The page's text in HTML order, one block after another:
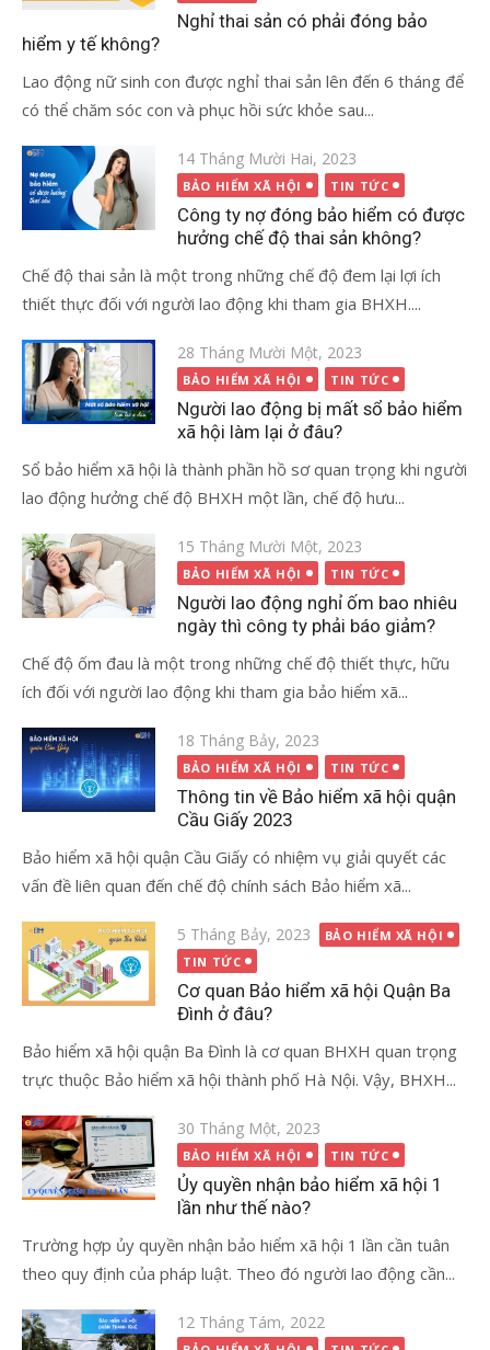
Nghỉ thai sản có phải đóng bảo
hiểm y tế không?
Lao động nữ sinh con được nghỉ thai sản lên đến 6 tháng để
có thể chăm sóc con và phục hồi sức khỏe sau...
Đăng
vào
14 Tháng Mười Hai, 2023
BẢO HIỂM XÃ HỘI TIN TỨC
Công ty nợ đóng bảo hiểm có được
hưởng chế độ thai sản không?
Chế độ thai sản là một trong những chế độ đem lại lợi ích
thiết thực đối với người lao động khi tham gia BHXH....
Đăng
vào
28 Tháng Mười Một, 2023
BẢO HIỂM XÃ HỘI TIN TỨC
Người lao động bị mất sổ bảo hiểm
xã hội làm lại ở đâu?
Sổ bảo hiểm xã hội là thành phần hồ sơ quan trọng khi người
lao động hưởng chế độ BHXH một lần, chế độ hưu...
Đăng
vào
15 Tháng Mười Một, 2023
BẢO HIỂM XÃ HỘI TIN TỨC
Người lao động nghỉ ốm bao nhiêu
ngày thì công ty phải báo giảm?
Chế độ ốm đau là một trong những chế độ thiết thực, hữu
ích đối với người lao động khi tham gia bảo hiểm xã...
Đăng
vào
18 Tháng Bảy, 2023
BẢO HIỂM XÃ HỘI TIN TỨC
Thông tin về Bảo hiểm xã hội quận
Cầu Giấy 2023
Bảo hiểm xã hội quận Cầu Giấy có nhiệm vụ giải quyết các
vấn đề liên quan đến chế độ chính sách Bảo hiểm xã...
Đăng
vào
5 Tháng Bảy, 2023
BẢO HIỂM XÃ HỘI
TIN TỨC
Cơ quan Bảo hiểm xã hội Quận Ba
Đình ở đâu?
Bảo hiểm xã hội quận Ba Đình là cơ quan BHXH quan trọng
trực thuộc Bảo hiểm xã hội thành phố Hà Nội. Vậy, BHXH...
Đăng
vào
30 Tháng Một, 2023
BẢO HIỂM XÃ HỘI TIN TỨC
Ủy quyền nhận bảo hiểm xã hội 1
lần như thế nào?
Trường hợp ủy quyền nhận bảo hiểm xã hội 1 lần cần tuân
theo quy định của pháp luật. Theo đó người lao động cần...
Đăng
12 Tháng Tám, 2022